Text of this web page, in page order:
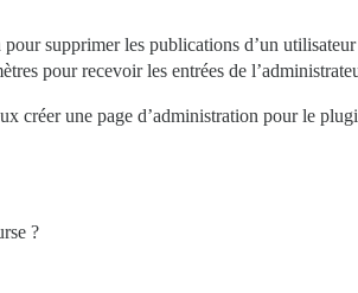
pour supprimer les publications d’un
pour recevoir les entrées de
créer une page d’administration pour le
?